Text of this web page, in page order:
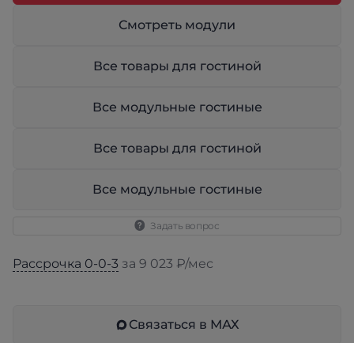
Смотреть модули
Все товары для гостиной
Все модульные гостиные
Все товары для гостиной
Все модульные гостиные
Задать вопрос
Рассрочка 0-0-3 за 9 023 ₽/мес
Связаться в МАХ